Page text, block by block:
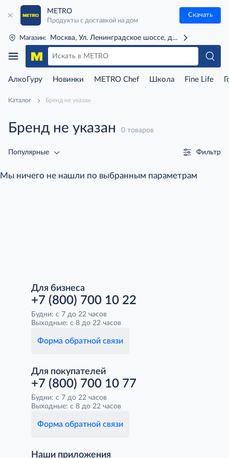
METRO
Продукты с доставкой на дом
Скачать
Магазин: Москва, Ул. Ленинградское шоссе, д. 71Г (м. Речной
АлкоГуру Новинки METRO Chef Школа Fine Life
Каталог Бренд не указан
Бренд не указан 0 товаров
Популярные Фильтр
Мы ничего не нашли по выбранным параметрам
Для бизнеса
+7 (800) 700 10 22
Будни: с 7 до 22 часов
Выходные: с 8 до 22 часов
Форма обратной связи
Для покупателей
+7 (800) 700 10 77
Будни: с 7 до 22 часов
Выходные: с 8 до 22 часов
Форма обратной связи
Наши приложения